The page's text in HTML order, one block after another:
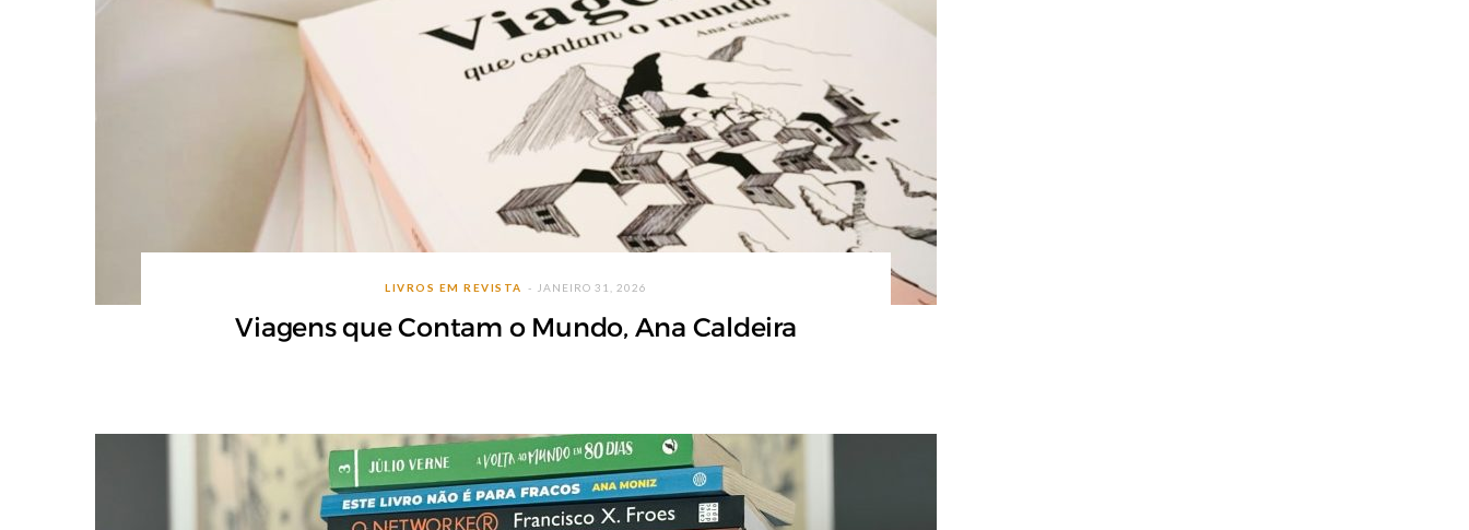
LIVROS EM REVISTA JANEIRO 31, 2026
Viagens que Contam o Mundo, Ana Caldeira